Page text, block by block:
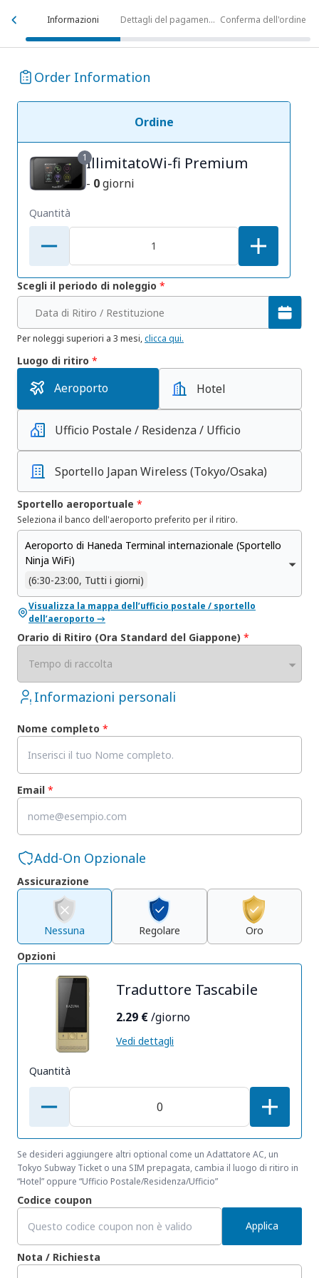
Informazioni Dettagli del pagamento Conferma dell'ordine
Order Information
Ordine
1IllimitatoWi-fi Premium
- 0giorni
Quantità
Scegli il periodo di noleggio *
Data di Ritiro / Restituzione
Per noleggi superiori a 3 mesi,clicca qui.
Luogo di ritiro *
Aeroporto Hotel
Ufficio Postale / Residenza / Ufficio
Sportello Japan Wireless (Tokyo/Osaka)
Sportello aeroportuale *
Seleziona il banco dell'aeroporto preferito per il ritiro.
Aeroporto di Haneda Terminal internazionale (Sportello
Ninja WiFi)
(6:30-23:00, Tutti i giorni)
Visualizza la mappa dell’ufficio postale / sportello
dell’aeroporto →
Orario di Ritiro (Ora Standard del Giappone) *
Tempo di raccolta
Informazioni personali
Nome completo *
Email *
Add-On Opzionale
Assicurazione
Nessuna Regolare
Oro
Opzioni
Traduttore Tascabile
2.29 €/giorno
Vedi dettagli
Quantità
Se desideri aggiungere altri optional come un Adattatore AC, un
Tokyo Subway Ticket o una SIM prepagata, cambia il luogo di ritiro in
“Hotel” oppure “Ufficio Postale/Residenza/Ufficio”
Codice coupon
Applica
Nota / Richiesta